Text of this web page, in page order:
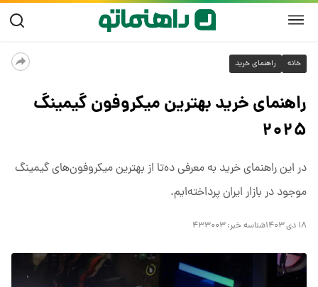
خانه راهنمای خرید
راهنمای خرید بهترین میکروفون گیمینگ
۲۰۲۵
در این راهنمای خرید به معرفی ده‌تا از بهترین میکروفون‌های گیمینگ
موجود در بازار ایران پرداخته‌ایم.
۱۸ دی ۱۴۰۳ شناسه خبر:۴۳۳۰۰۳